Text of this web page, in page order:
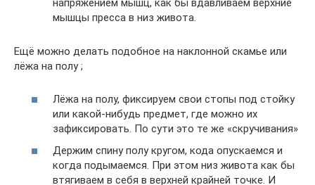
напряжением мышц, как бы вдавливаем верхние
мышцы пресса в низ живота.
Ещё можно делать подобное на наклонной скамье или
лёжа на полу ;
Лёжа на полу, фиксируем свои стопы под стойку
или какой-нибудь предмет, где можно их
зафиксировать. По сути это те же «скручивания»
Держим спину полу кругом, кода опускаемся и
когда подымаемся. При этом низ живота как бы
втягиваем в себя в верхней крайней точке. И